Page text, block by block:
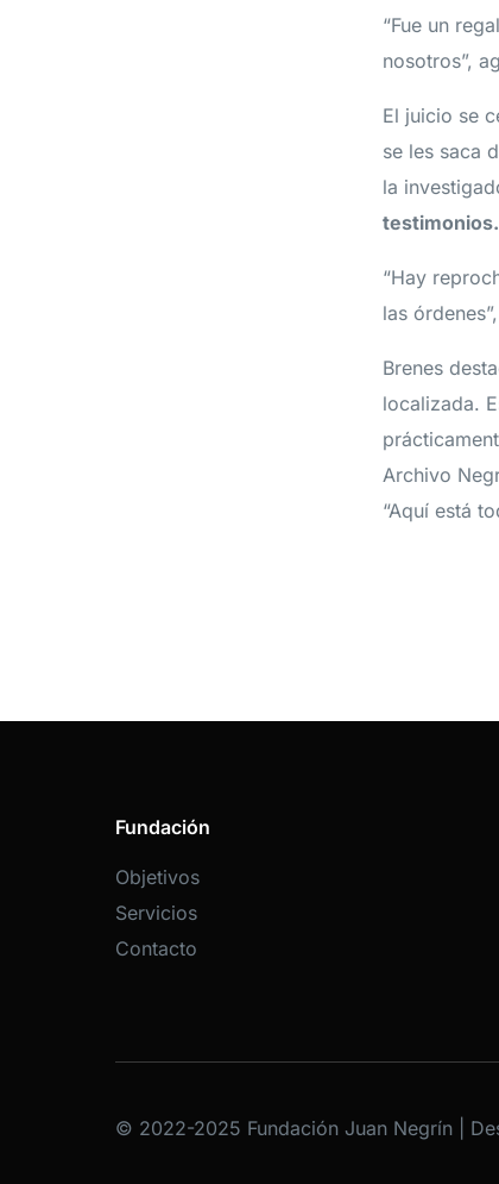
“Fue un
nosotros”,
El juicio se
se les saca
la
testimonios.
“Hay
las
Brenes
localizada.
Archivo
“Aquí está
Fundación
Objetivos
Servicios
Contacto
© 2022-2025 Fundación Juan Negrín |